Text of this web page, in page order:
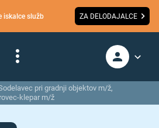
iskalce služb ZA DELODAJALCE
pri gradnji objektov m/ž,
klepar m/ž